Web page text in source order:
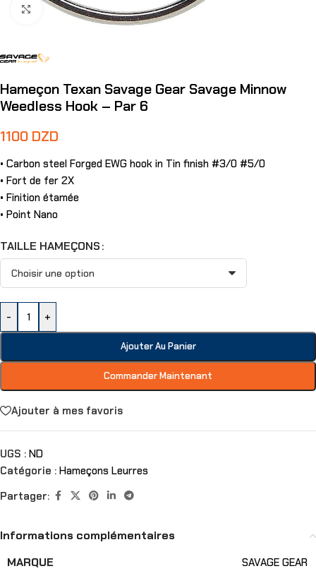
Agrandir
Hameçon Texan Savage Gear Savage Minnow
Weedless Hook – Par 6
1100 DZD
• Carbon steel Forged EWG hook in Tin finish #3/0 #5/0
• Fort de fer 2X
• Finition étamée
• Point Nano
TAILLE HAMEÇONS
- +
Ajouter Au Panier
Commander Maintenant
Ajouter à mes favoris
UGS : ND
Catégorie : Hameçons Leurres
Partager:
Informations complémentaires
MARQUE
SAVAGE GEAR